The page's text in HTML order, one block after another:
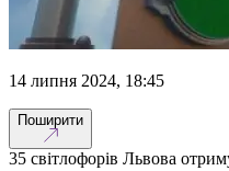
14 липня 2024, 18:45
Поширити
35 світлофорів Львова